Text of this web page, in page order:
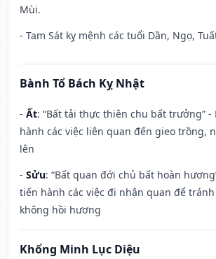
Mùi.
- Tam Sát kỵ mệnh các tuổi Dần, Ngọ,
Bành Tổ Bách Kỵ Nhật
- Ất: “Bất tải thực thiên chu bất trưởng”
hành các việc liên quan đến gieo trồng,
lên
- Sửu: “Bất quan đới chủ bất hoàn
tiến hành các việc đi nhận quan để
không hồi hương
Khổng Minh Lục Diệu